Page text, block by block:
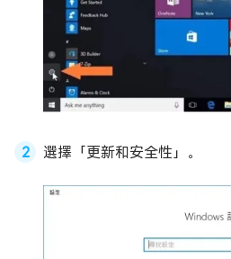
選擇「更新和安全性」。